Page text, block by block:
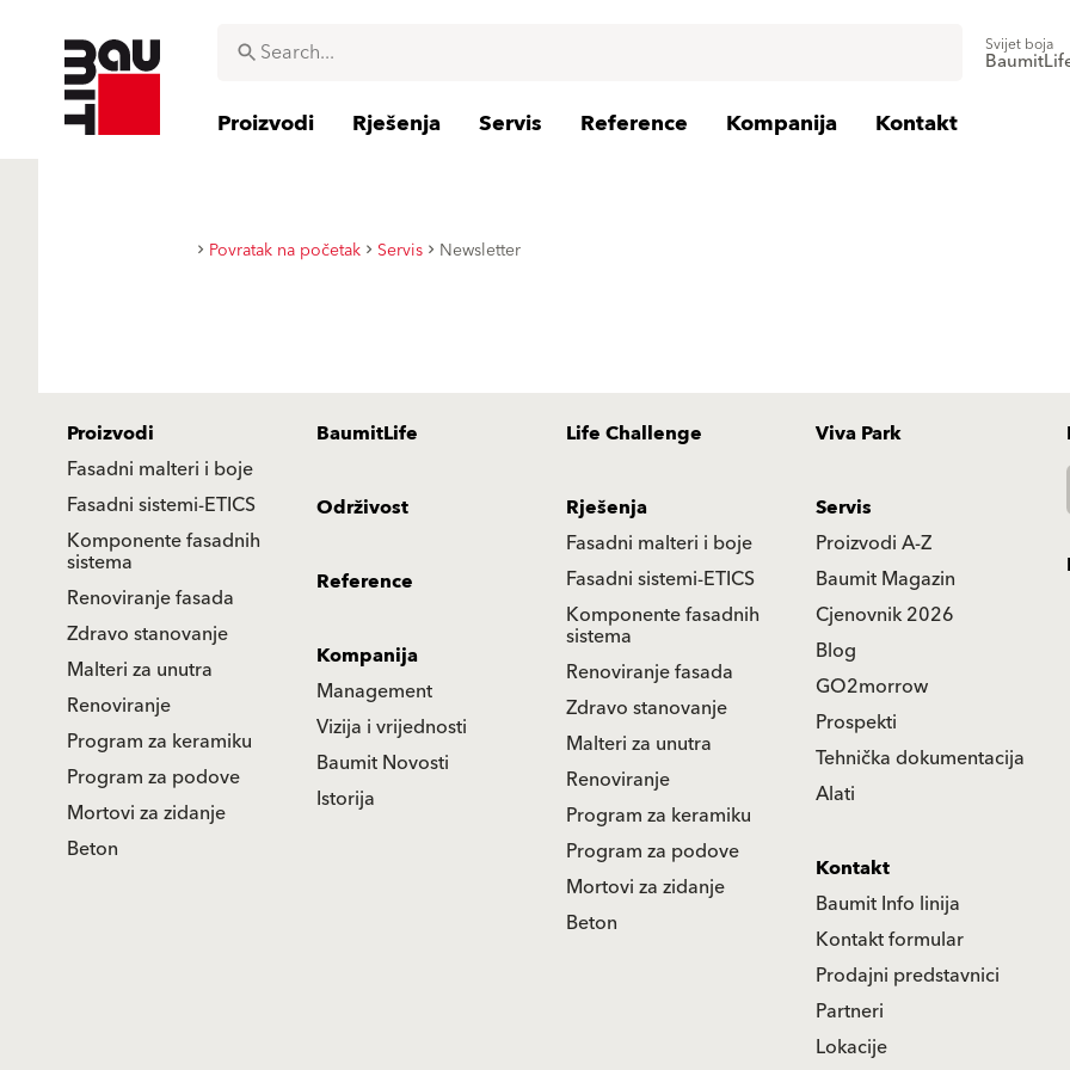
Svijet boja
Proizvodi Rješenja Servis Reference Kompanija Kontakt
Povratak na početak Servis Newsletter
Proizvodi
Fasadni malteri i boje
Fasadni sistemi-ETICS
Komponente fasadnih
sistema
Renoviranje fasada
Zdravo stanovanje
Malteri za unutra
Renoviranje
Program za keramiku
Program za podove
Mortovi za zidanje
Beton
BaumitLife Life Challenge Viva Park
Održivost
Rješenja
Fasadni malteri i boje
Fasadni sistemi-ETICS
Komponente fasadnih
sistema
Renoviranje fasada
Zdravo stanovanje
Malteri za unutra
Renoviranje
Program za keramiku
Program za podove
Mortovi za zidanje
Beton
Servis
Proizvodi A-Z
Baumit Magazin
Cjenovnik 2026
Blog
GO2morrow
Prospekti
Tehnička dokumentacija
Alati
Reference
Kompanija
Management
Vizija i vrijednosti
Baumit Novosti
Istorija
Kontakt
Baumit Info linija
Kontakt formular
Prodajni predstavnici
Partneri
Lokacije